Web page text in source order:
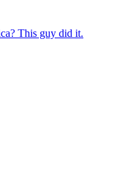
This guy did it.